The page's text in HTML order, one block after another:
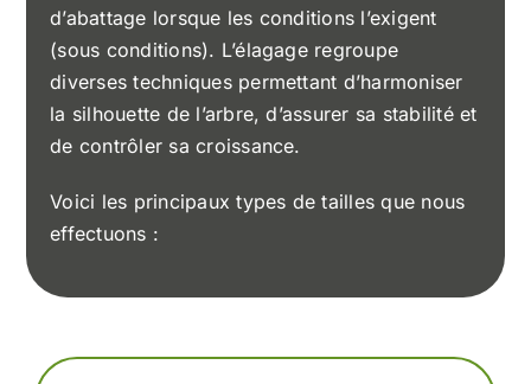
d’abattage lorsque les conditions l’exigent
(sous conditions). L’élagage regroupe
diverses techniques permettant d’harmoniser
la silhouette de l’arbre, d’assurer sa stabilité et
de contrôler sa croissance.
Voici les principaux types de tailles que nous
effectuons :